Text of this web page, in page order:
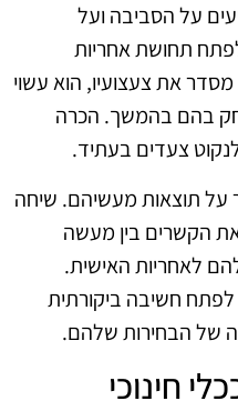
על הסביבה ועל
תחושת אחריות
את צעצועיו, הוא עשוי
בהם בהמשך. הכרה
צעדים בעתיד.
על תוצאות מעשיהם. שיחה
את הקשרים בין מעשה
לאחריות האישית.
לפתח חשיבה ביקורתית
של הבחירות שלהם.
חינוכי